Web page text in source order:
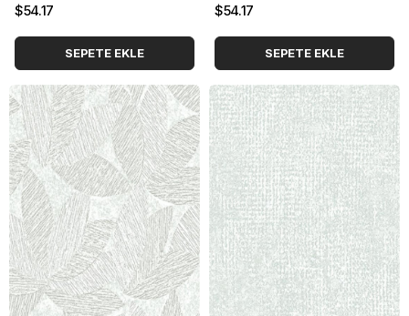
$54.17
SEPETE EKLE
$54.17
SEPETE EKLE